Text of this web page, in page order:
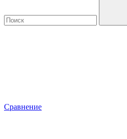
Сравнение